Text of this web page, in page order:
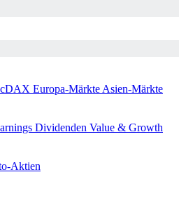
Europa-Märkte Asien-Märkte
Dividenden Value & Growth
Aktien